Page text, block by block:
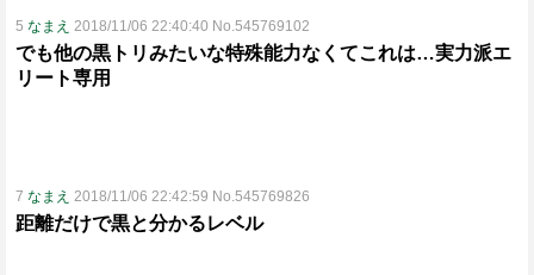
5 なまえ 2018/11/06 22:40:40 No.545769102
でも他の黒トリみたいな特殊能力なくてこれは…実力派エ
リート専用
7 なまえ 2018/11/06 22:42:59 No.545769826
距離だけで黒と分かるレベル